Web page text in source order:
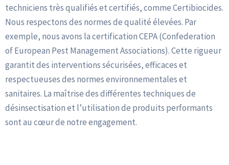
techniciens très qualifiés et certifiés, comme Certibiocides.
Nous respectons des normes de qualité élevées. Par
exemple, nous avons la certification CEPA (Confederation
of European Pest Management Associations). Cette rigueur
garantit des interventions sécurisées, efficaces et
respectueuses des normes environnementales et
sanitaires. La maîtrise des différentes techniques de
désinsectisation et l’utilisation de produits performants
sont au cœur de notre engagement.